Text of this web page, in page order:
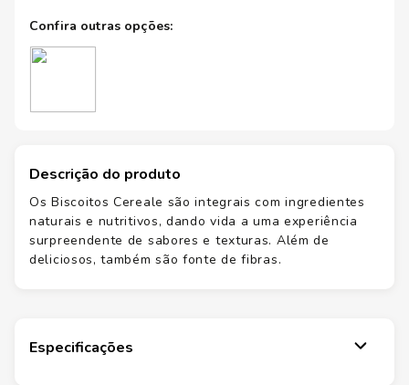
Descrição do produto
Os Biscoitos Cereale são integrais com ingredientes
naturais e nutritivos, dando vida a uma experiência
surpreendente de sabores e texturas. Além de
deliciosos, também são fonte de fibras.
Especificações